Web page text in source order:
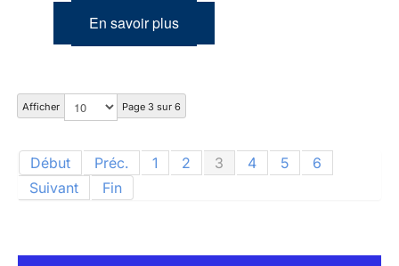
En savoir plus
Afficher Page 3 sur 6
Début Préc. 1 2 3 4 5
6
Suivant
Fin